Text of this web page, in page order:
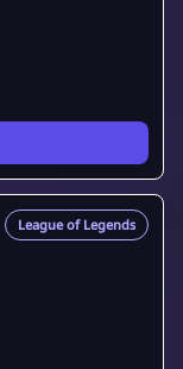
League of Legends